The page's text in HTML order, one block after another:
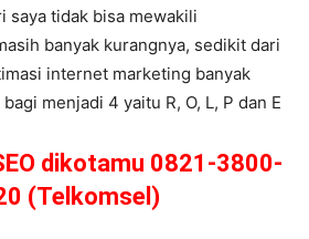
saya tidak bisa mewakili
banyak kurangnya, sedikit dari
internet marketing banyak
menjadi 4 yaitu R, O, L, P dan E
dikotamu 0821-3800-
(Telkomsel)